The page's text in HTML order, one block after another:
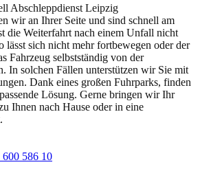
Abschleppdienst Leipzig
wir an Ihrer Seite und sind schnell am
die Weiterfahrt nach einem Unfall nicht
lässt sich nicht mehr fortbewegen oder der
Fahrzeug selbstständig von der
In solchen Fällen unterstützen wir Sie mit
Dank eines großen Fuhrparks, finden
Lösung. Gerne bringen wir Ihr
Ihnen nach Hause oder in eine
586 10